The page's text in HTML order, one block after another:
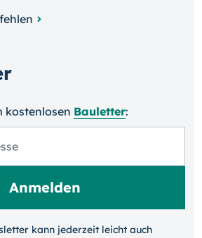
kosten­losen Bauletter:
kann jeder­zeit leicht auch